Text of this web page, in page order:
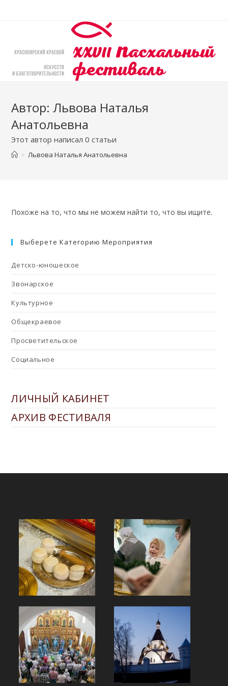
Автор:Львова Наталья
Анатольевна
Этот автор написал 0 статьи
> Львова Наталья Анатольевна
Похоже на то, что мы не можем найти то, что вы ищите.
Выберете Категорию Мероприятия
Детско-юношеское
Звонарское
Культурное
Общекраевое
Просветительское
Социальное
ЛИЧНЫЙ КАБИНЕТ
АРХИВ ФЕСТИВАЛЯ